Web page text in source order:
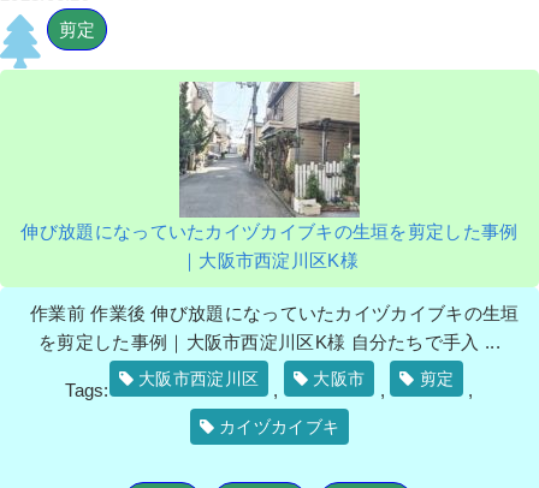
剪定
伸び放題になっていたカイヅカイブキの生垣を剪定した事例
｜大阪市西淀川区K様
作業前 作業後 伸び放題になっていたカイヅカイブキの生垣
を剪定した事例｜大阪市西淀川区K様 自分たちで手入 ...
Tags:
大阪市西淀川区
,
大阪市
,
剪定
,
カイヅカイブキ